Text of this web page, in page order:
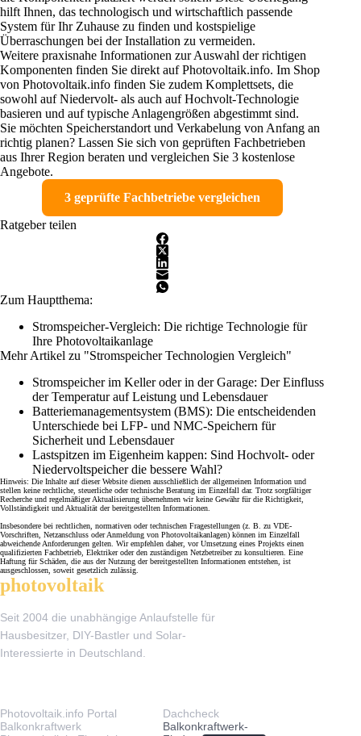
hilft Ihnen, das technologisch und wirtschaftlich passende
System für Ihr Zuhause zu finden und kostspielige
Überraschungen bei der Installation zu vermeiden.
Weitere praxisnahe Informationen zur Auswahl der richtigen
Komponenten finden Sie direkt auf Photovoltaik.info. Im Shop
von Photovoltaik.info finden Sie zudem Komplettsets, die
sowohl auf Niedervolt- als auch auf Hochvolt-Technologie
basieren und auf typische Anlagengrößen abgestimmt sind.
Sie möchten Speicherstandort und Verkabelung von Anfang an
richtig planen? Lassen Sie sich von geprüften Fachbetrieben
aus Ihrer Region beraten und vergleichen Sie 3 kostenlose
Angebote.
3 geprüfte Fachbetriebe vergleichen
Ratgeber teilen
Zum Hauptthema:
Stromspeicher-Vergleich: Die richtige Technologie für
Ihre Photovoltaikanlage
Mehr Artikel zu "Stromspeicher Technologien Vergleich"
Stromspeicher im Keller oder in der Garage: Der Einfluss
der Temperatur auf Leistung und Lebensdauer
Batteriemanagementsystem (BMS): Die entscheidenden
Unterschiede bei LFP- und NMC-Speichern für
Sicherheit und Lebensdauer
Lastspitzen im Eigenheim kappen: Sind Hochvolt- oder
Niedervoltspeicher die bessere Wahl?
Hinweis: Die Inhalte auf dieser Website dienen ausschließlich der allgemeinen Information und
stellen keine rechtliche, steuerliche oder technische Beratung im Einzelfall dar. Trotz sorgfältiger
Recherche und regelmäßiger Aktualisierung übernehmen wir keine Gewähr für die Richtigkeit,
Vollständigkeit und Aktualität der bereitgestellten Informationen.
Insbesondere bei rechtlichen, normativen oder technischen Fragestellungen (z. B. zu VDE-
Vorschriften, Netzanschluss oder Anmeldung von Photovoltaikanlagen) können im Einzelfall
abweichende Anforderungen gelten. Wir empfehlen daher, vor Umsetzung eines Projekts einen
qualifizierten Fachbetrieb, Elektriker oder den zuständigen Netzbetreiber zu konsultieren. Eine
Haftung für Schäden, die aus der Nutzung der bereitgestellten Informationen entstehen, ist
ausgeschlossen, soweit gesetzlich zulässig.
photovoltaik
Seit 2004 die unabhängige Anlaufstelle für
Hausbesitzer, DIY-Bastler und Solar-
Interessierte in Deutschland.
Photovoltaik.info Portal
Balkonkraftwerk
Dachcheck
Balkonkraftwerk-